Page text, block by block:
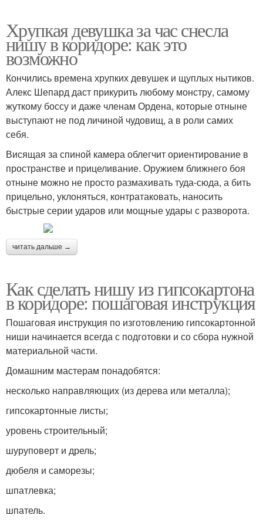
Хрупкая девушка за час снесла
нишу в коридоре: как это
возможно
Кончились времена хрупких девушек и щуплых нытиков.
Алекс Шепард даст прикурить любому монстру, самому
жуткому боссу и даже членам Ордена, которые отныне
выступают не под личиной чудовищ, а в роли самих
себя.
Висящая за спиной камера облегчит ориентирование в
пространстве и прицеливание. Оружием ближнего боя
отныне можно не просто размахивать туда-сюда, а бить
прицельно, уклоняться, контратаковать, наносить
быстрые серии ударов или мощные удары с разворота.
читать дальше →
Как сделать нишу из гипсокартона
в коридоре: пошаговая инструкция
Пошаговая инструкция по изготовлению гипсокартонной
ниши начинается всегда с подготовки и со сбора нужной
материальной части.
Домашним мастерам понадобятся:
несколько направляющих (из дерева или металла);
гипсокартонные листы;
уровень строительный;
шуруповерт и дрель;
дюбеля и саморезы;
шпатлевка;
шпатель.